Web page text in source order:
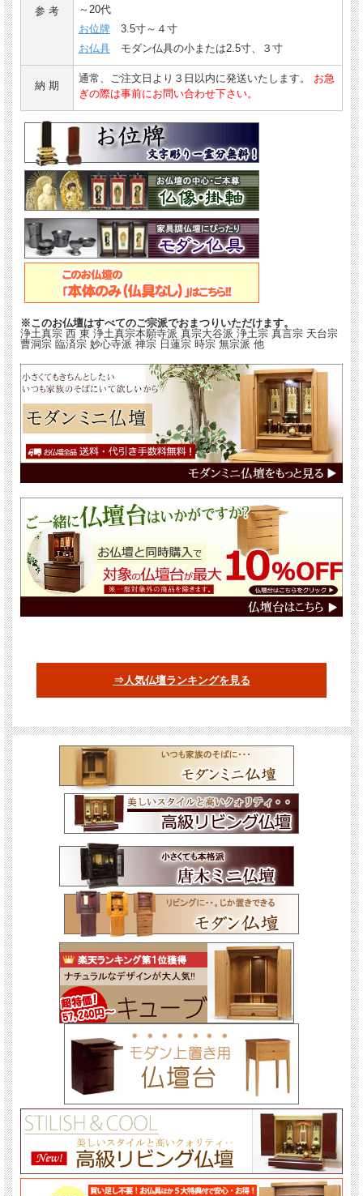
参 考
～20代
お位牌 3.5寸～４寸
お仏具 モダン仏具の小または2.5寸、３寸
納 期
通常、ご注文日より３日以内に発送いたします。
お急
ぎの際は事前にお問い合わせ下さい。
※このお仏壇はすべてのご宗派でおまつりいただけます。
浄土真宗 西 東 浄土真宗本願寺派 真宗大谷派 浄土宗 真言宗 天台宗
曹洞宗 臨済宗 妙心寺派 禅宗 日蓮宗 時宗 無宗派 他
⇒人気仏壇ランキングを見る